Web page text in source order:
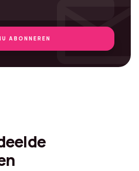
ABONNEREN